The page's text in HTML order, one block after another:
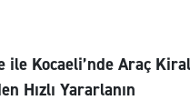
ile Kocaeli’nde Araç
Hızlı Yararlanın